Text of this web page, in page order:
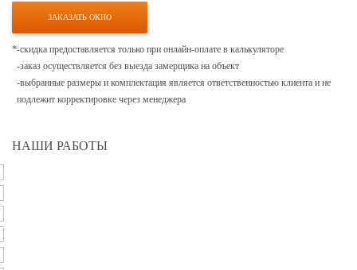
ЗАКАЗАТЬ ОКНО
*-скидка предоставляется только при онлайн-оплате в калькуляторе
-заказ осуществляется без выезда замерщика на объект
-выбранные размеры и комплектация является ответственностью клиента и не
подлежит корректировке через менеджера
НАШИ РАБОТЫ